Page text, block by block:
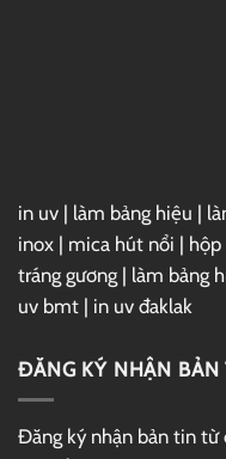
in uv | làm bảng hiệu |
inox | mica hút nổi |
tráng gương | làm bảng
uv bmt | in uv đaklak
ĐĂNG KÝ NHẬN BẢN
Đăng ký nhận bản tin từ